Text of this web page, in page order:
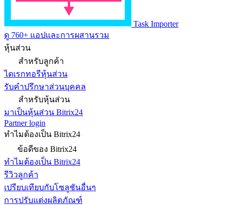
Task Importer
ดู 760+ แอปและการผสานรวม
หุ้นส่วน
สำหรับลูกค้า
ไดเรกทอรีหุ้นส่วน
รับคำปรึกษาส่วนบุคคล
สำหรับหุ้นส่วน
มาเป็นหุ้นส่วน Bitrix24
Partner login
ทำไมต้องเป็น Bitrix24
ข้อดีของ Bitrix24
ทำไมต้องเป็น Bitrix24
รีวิวลูกค้า
เปรียบเทียบกับโซลูชันอื่นๆ
การปรับแต่งผลิตภัณฑ์